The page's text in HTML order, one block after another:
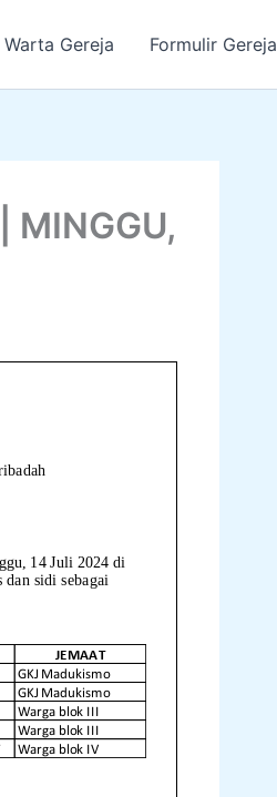
Warta Gereja Formulir Gereja
MINGGU,